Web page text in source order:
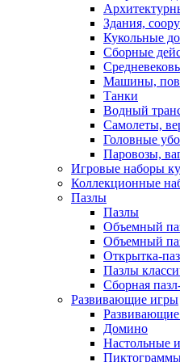
Здания,
Кукольные
Сборные
Машины,
Танки
Водный
Самолеты,
Головные
Паровозы,
Игровые наборы
Коллекционные
Пазлы
Пазлы
Объемный
Объемный
Открытка-
Пазлы
Сборная
Развивающие игры
Домино
Настольные